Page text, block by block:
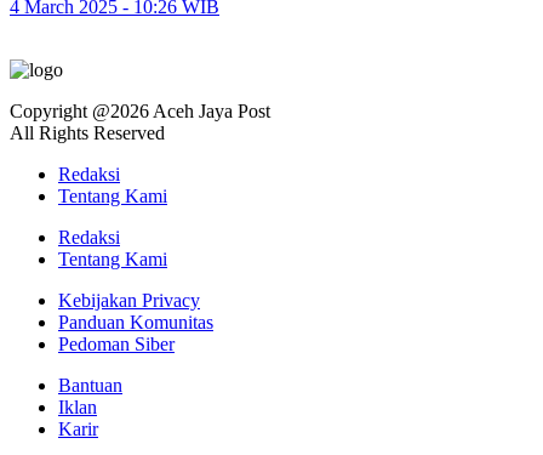
4 March 2025 - 10:26 WIB
Copyright @2026 Aceh Jaya Post
All Rights Reserved
Redaksi
Tentang Kami
Redaksi
Tentang Kami
Kebijakan Privacy
Panduan Komunitas
Pedoman Siber
Bantuan
Iklan
Karir